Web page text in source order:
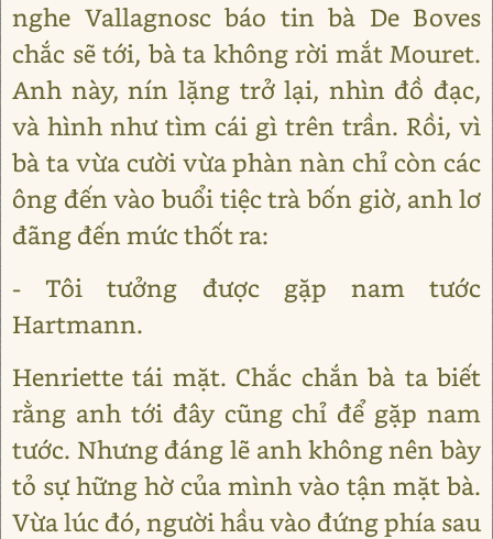
nghe Vallagnosc báo tin bà De Boves
chắc sẽ tới, bà ta không rời mắt Mouret.
Anh này, nín lặng trở lại, nhìn đồ đạc,
và hình như tìm cái gì trên trần. Rồi, vì
bà ta vừa cười vừa phàn nàn chỉ còn các
ông đến vào buổi tiệc trà bốn giờ, anh lơ
đãng đến mức thốt ra:
- Tôi tưởng được gặp nam tước
Hartmann.
Henriette tái mặt. Chắc chắn bà ta biết
rằng anh tới đây cũng chỉ để gặp nam
tước. Nhưng đáng lẽ anh không nên bày
tỏ sự hững hờ của mình vào tận mặt bà.
Vừa lúc đó, người hầu vào đứng phía sau